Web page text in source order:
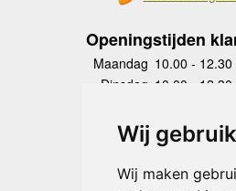
Wij
Wij maken
Openingstijden
Maandag 10.00 -
Dinsdag 10.00 -
Donderdag
10.00 -
Vrijdag 10.00 -
Zaterdag
Zondag